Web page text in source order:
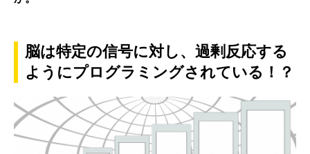
脳は特定の信号に対し、過剰反応する
ようにプログラミングされている！？